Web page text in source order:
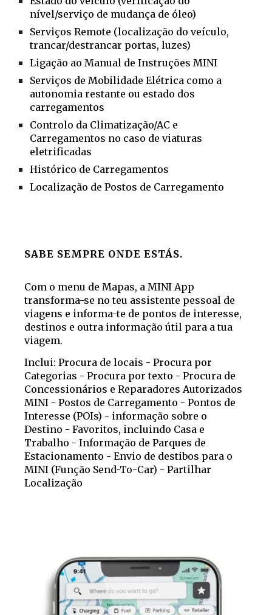
nível/serviço de mudança de óleo)
Serviços Remote (localização do veículo,
trancar/destrancar portas, luzes)
Ligação ao Manual de Instruções MINI
Serviços de Mobilidade Elétrica como a
autonomia restante ou estado dos
carregamentos
Controlo da Climatização/AC e
Carregamentos no caso de viaturas
eletrificadas
Histórico de Carregamentos
Localização de Postos de Carregamento
SABE SEMPRE ONDE ESTÁS.
Com o menu de Mapas, a MINI App
transforma-se no teu assistente pessoal de
viagens e informa-te de pontos de interesse,
destinos e outra informação útil para a tua
viagem.
Inclui: Procura de locais - Procura por
Categorias - Procura por texto - Procura de
Concessionários e Reparadores Autorizados
MINI - Postos de Carregamento - Pontos de
Interesse (POIs) - informação sobre o
Destino - Favoritos, incluindo Casa e
Trabalho - Informação de Parques de
Estacionamento - Envio de destibos para o
MINI (Função Send-To-Car) - Partilhar
Localização